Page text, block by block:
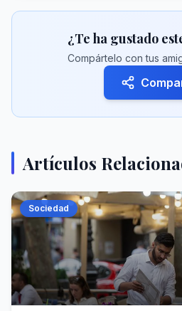
¿Te ha gustado
Compártelo con tus
Artículos
Sociedad